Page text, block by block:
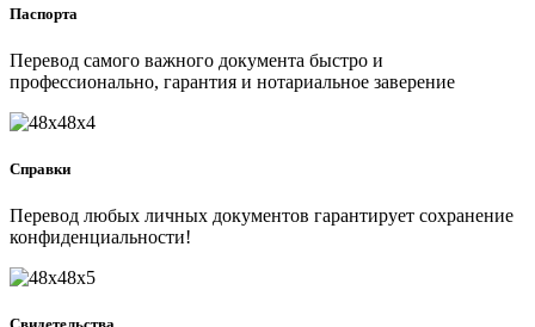
Паспорта
Перевод самого важного документа быстро и
профессионально, гарантия и нотариальное заверение
Справки
Перевод любых личных документов гарантирует сохранение
конфиденциальности!